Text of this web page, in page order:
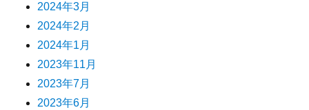
2024年3月
2024年2月
2024年1月
2023年11月
2023年7月
2023年6月